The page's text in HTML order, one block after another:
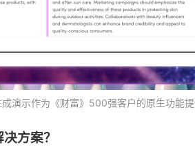
演示作为《财富》500强客户的原生功能
方案？